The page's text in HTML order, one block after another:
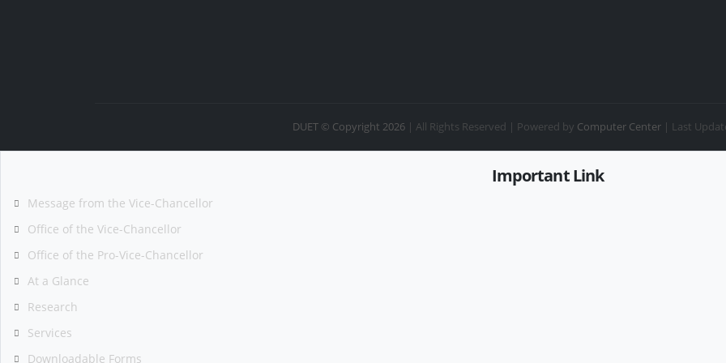
DUET © Copyright 2026| All Rights Reserved | Powered by Computer Center | Last
Important Link
Message from the Vice-Chancellor
Office of the Vice-Chancellor
Office of the Pro-Vice-Chancellor
At a Glance
Research
Services
Downloadable Forms